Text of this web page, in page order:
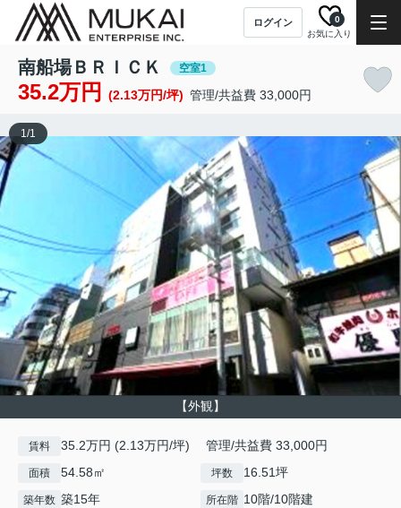
ログイン
お気に入り
0
南船場ＢＲＩＣＫ 空室1
35.2万円 (2.13万円/坪) 管理/共益費 33,000円
【外観】
1/1
賃料 35.2万円 (2.13万円/坪) 管理/共益費 33,000円
面積 54.58㎡ 坪数 16.51坪
築年数 築15年 所在階 10階/10階建